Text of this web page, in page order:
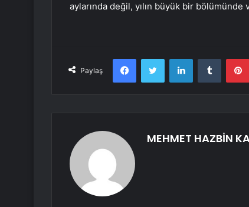
aylarında değil, yılın büyük bir bölümünde
Paylaş
FacebookTwitter LinkedInTumblr
MEHMET HAZBİN